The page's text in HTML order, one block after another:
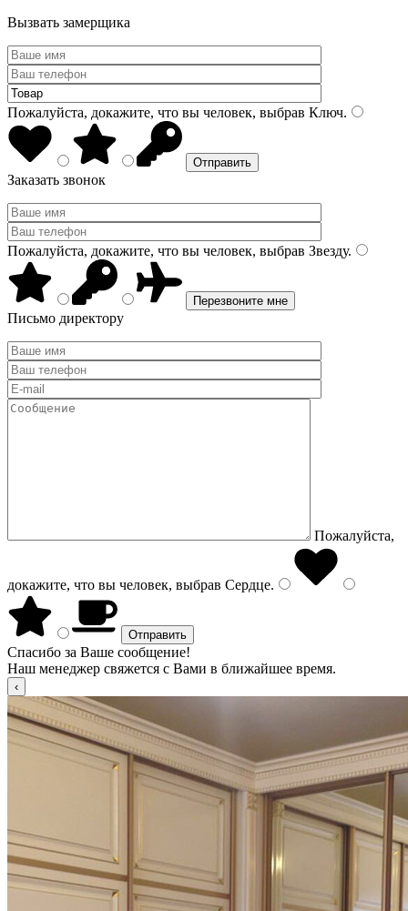
Вызвать замерщика
Пожалуйста, докажите, что вы человек, выбрав Ключ.
Заказать звонок
Пожалуйста, докажите, что вы человек, выбрав Звезду.
Письмо директору
Пожалуйста,
докажите, что вы человек, выбрав Сердце.
Спасибо за Ваше сообщение!
Наш менеджер свяжется с Вами в ближайшее время.